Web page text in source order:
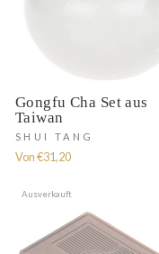
Gongfu Cha Set aus
Taiwan
SHUI TANG
Von €31,20
Ausverkauft